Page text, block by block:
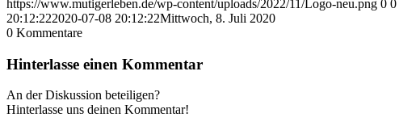
https://www.mutigerleben.de/wp-content/uploads/2022/11/Logo-neu.png 0 0
20:12:222020-07-08 20:12:22Mittwoch, 8. Juli 2020
0 Kommentare
Hinterlasse einen Kommentar
An der Diskussion beteiligen?
Hinterlasse uns deinen Kommentar!